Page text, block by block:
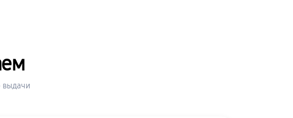
выдачи